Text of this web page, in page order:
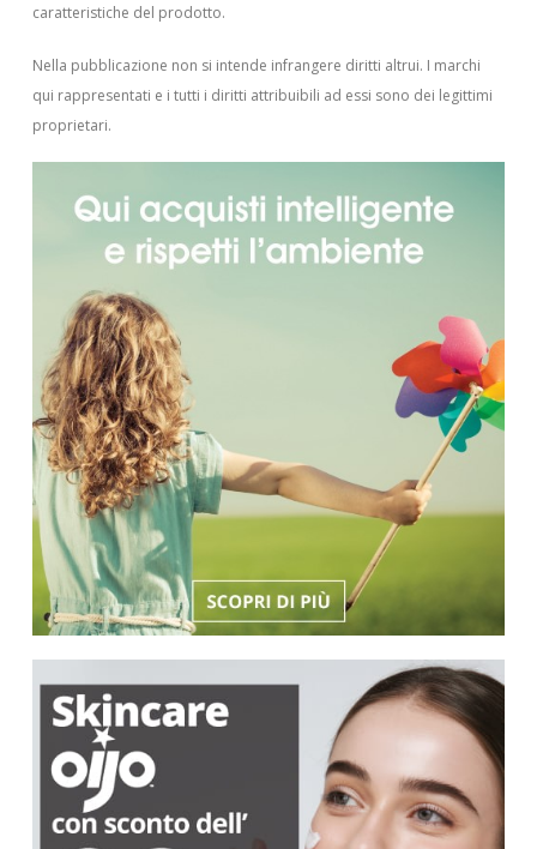
caratteristiche del prodotto.
Nella pubblicazione non si intende infrangere diritti altrui. I marchi
qui rappresentati e i tutti i diritti attribuibili ad essi sono dei legittimi
proprietari.